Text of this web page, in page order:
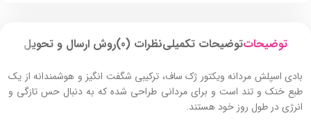
توضیحاتتوضیحات تکمیلینظرات (0) روش ارسال و تحویل
بادی اسپلش مردانه ویکتور ژک ساف، ترکیبی شگفت‌ انگیز و هوشمندانه از یک
طبع خنک و تند است و برای مردانی طراحی شده که به دنبال حس تازگی و
انرژی در طول روز خود هستند.